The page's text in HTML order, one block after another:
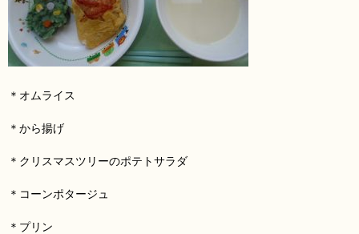
＊オムライス
＊から揚げ
＊クリスマスツリーのポテトサラダ
＊コーンポタージュ
＊プリン